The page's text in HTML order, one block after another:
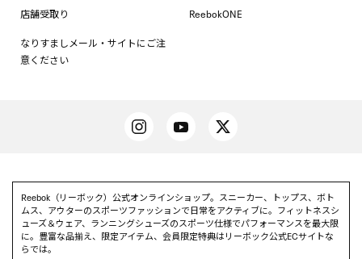
店舗受取り
なりすましメール・サイトにご注
意ください
ReebokONE
Reebok（リーボック）公式オンラインショップ。スニーカー、トップス、ボト
ムス、アウターのスポーツファッションで日常をアクティブに。フィットネスシ
ューズ＆ウェア、ランニングシューズのスポーツ仕様でパフォーマンスを最大限
に。豊富な品揃え、限定アイテム、会員限定特典はリーボック公式ECサイトな
らでは。